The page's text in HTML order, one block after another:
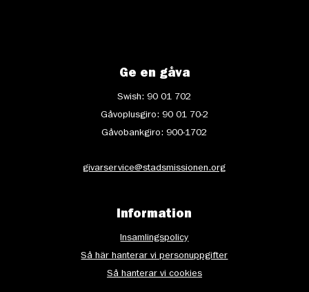
Ge en gåva
Swish: 90 01 702
Gåvoplusgiro: 90 01 70-2
Gåvobankgiro: 900-1702
givarservice@stadsmissionen.org
Information
Insamlingspolicy
Så här hanterar vi personuppgifter
Så hanterar vi cookies